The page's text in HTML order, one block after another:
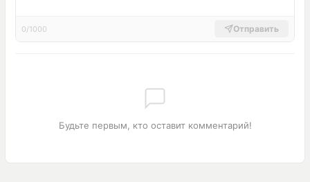
0/1000 Отправить
Будьте первым, кто оставит комментарий!